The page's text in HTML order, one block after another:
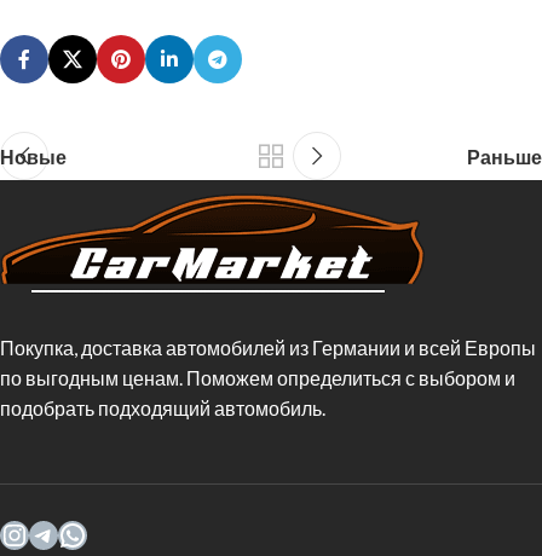
Новые Раньше
Покупка, доставка автомобилей из Германии и всей Европы
по выгодным ценам. Поможем определиться с выбором и
подобрать подходящий автомобиль.